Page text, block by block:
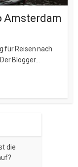
Amsterdam
für Reisen nach
Blogger...
die